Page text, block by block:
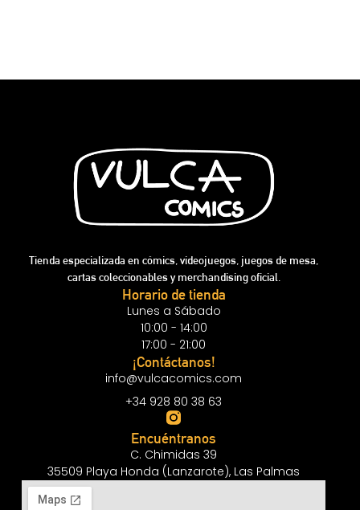
Tienda especializada en cómics, videojuegos, juegos de mesa,
cartas coleccionables y merchandising oficial.
Horario de tienda
Lunes a Sábado
10:00 - 14:00
17:00 - 21:00
¡Contáctanos!
info@vulcacomics.com
+34 928 80 38 63
Encuéntranos
C. Chimidas 39
35509 Playa Honda (Lanzarote), Las Palmas